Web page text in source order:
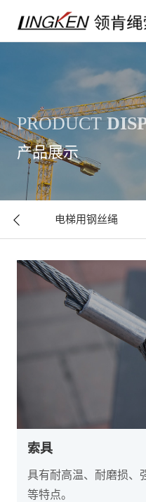
PRODUCT
产品展示
电梯用钢丝绳
索具
具有耐高温、耐磨损、
等特点。